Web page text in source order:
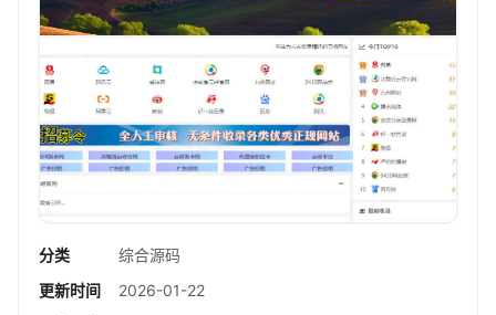
分类
综合源码
更新时间
2026-01-22